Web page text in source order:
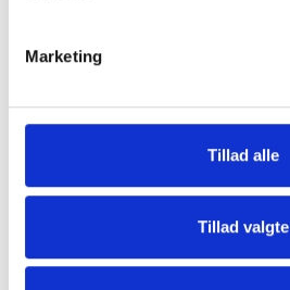
Marketing
Tillad alle
Tillad valgte
Udvendigt Udstyr